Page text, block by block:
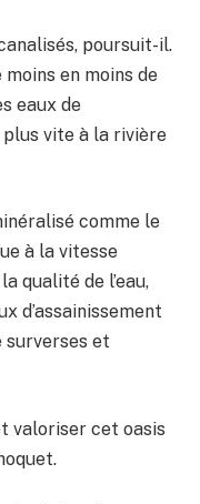
poursuit-il.
en moins de
eaux de
vite à la rivière
comme le
à la vitesse
qualité de l’eau,
d’assainissement
surverses et
valoriser cet oasis